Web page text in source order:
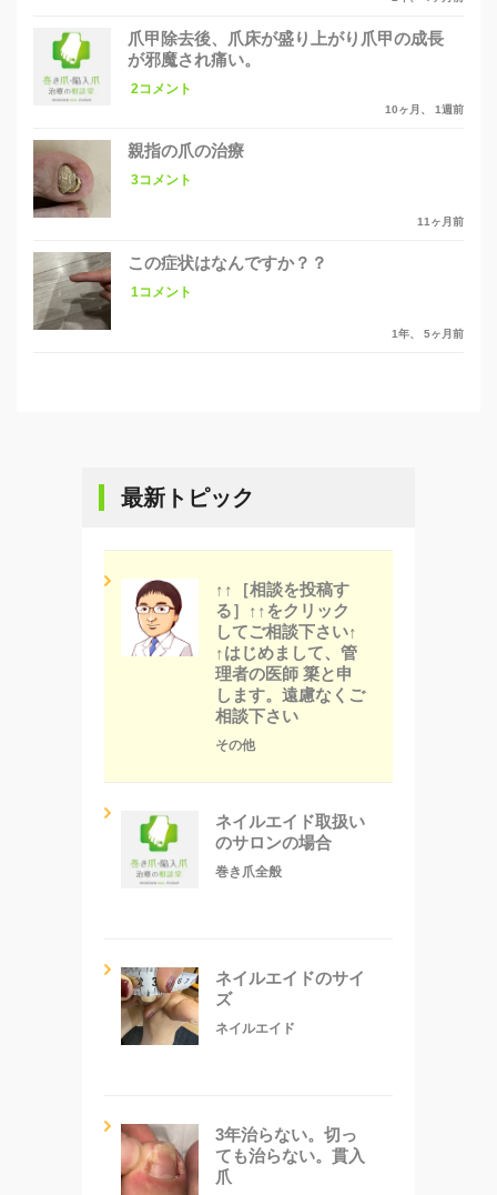
爪甲除去後、爪床が盛り上がり爪甲の成長
が邪魔され痛い。
2コメント
10ヶ月、 1週前
親指の爪の治療
3コメント
11ヶ月前
この症状はなんですか？？
1コメント
1年、 5ヶ月前
最新トピック
↑↑［相談を投稿す
る］↑↑をクリック
してご相談下さい↑
↑はじめまして、管
理者の医師 簗と申
します。遠慮なくご
相談下さい
その他
ネイルエイド取扱い
のサロンの場合
巻き爪全般
ネイルエイドのサイ
ズ
ネイルエイド
3年治らない。切っ
ても治らない。貫入
爪